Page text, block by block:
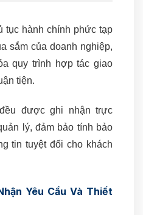
tục hành chính phức tạp
sắm của doanh nghiệp,
quy trình hợp tác giao
tiện.
được ghi nhận trực
lý, đảm bảo tính bảo
tin tuyệt đối cho khách
Yêu Cầu Và Thiết